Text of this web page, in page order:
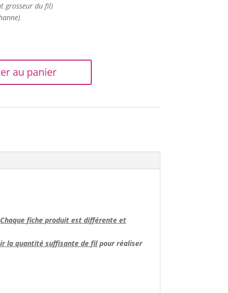
grosseur du fil)
au panier
Chaque fiche produit est différente et
la quantité suffisante de filpour réaliser